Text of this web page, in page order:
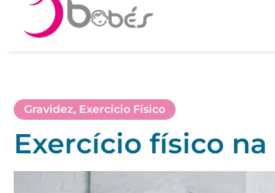
Gravidez, Exercício Físico
Exercício físico